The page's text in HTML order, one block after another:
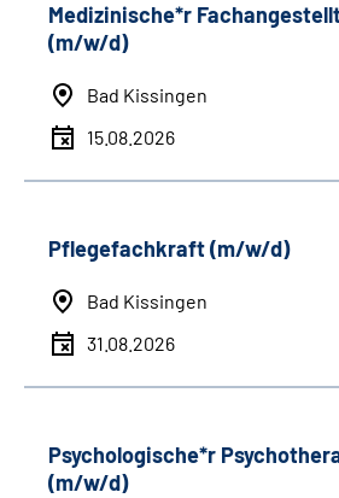
Medizinische*r
(m/w/d)
Bad Kissingen
15.08.2026
Pflegefachkraft (m/w/d)
Bad Kissingen
31.08.2026
Psychologische*r
(m/w/d)